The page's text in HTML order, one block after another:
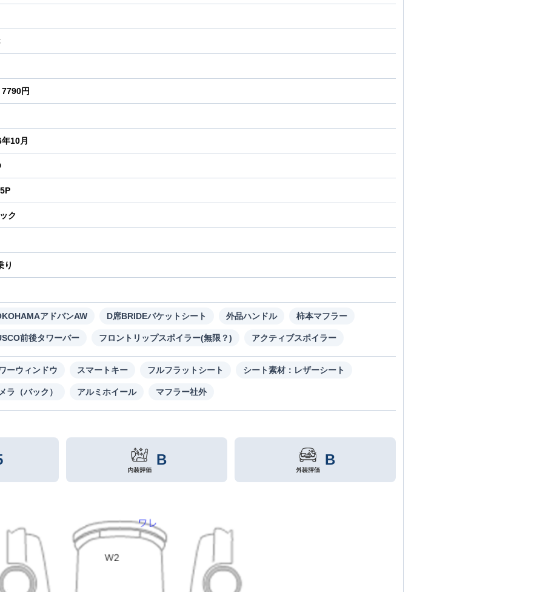
7790円
10月
ク
り
アドバンAW D席BRIDEバケットシート 外品ハンドル 柿本マフラー
前後タワーバー フロントリップスポイラー(無限？) アクティブスポイラー
ーウィンドウ スマートキー フルフラットシート シート素材：レザーシート
ラ（バック） アルミホイール マフラー社外
B B